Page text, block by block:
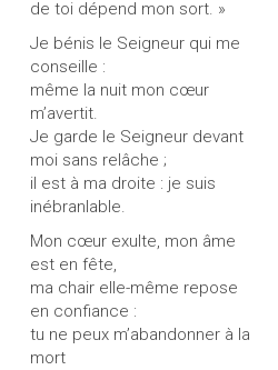
de toi dépend mon sort. »
Je bénis le Seigneur qui me
conseille :
même la nuit mon cœur
m’avertit.
Je garde le Seigneur devant
moi sans relâche ;
il est à ma droite : je suis
inébranlable.
Mon cœur exulte, mon âme
est en fête,
ma chair elle-même repose
en confiance :
tu ne peux m’abandonner à la
mort